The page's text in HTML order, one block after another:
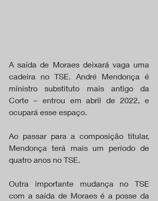
A saída de Moraes deixará vaga uma
cadeira no TSE. André Mendonça é
ministro substituto mais antigo da
Corte – entrou em abril de 2022, e
ocupará esse espaço.
Ao passar para a composição titular,
Mendonça terá mais um período de
quatro anos no TSE.
Outra importante mudança no TSE
com a saída de Moraes é a posse da